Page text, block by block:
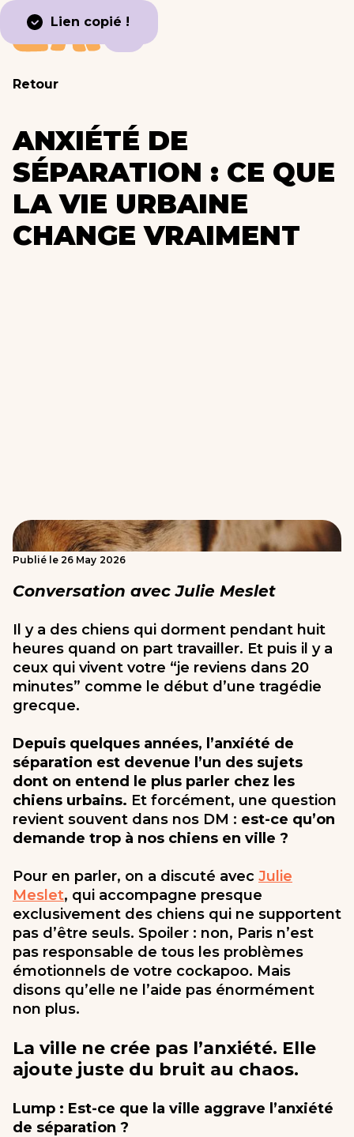
Lien copié !
Retour
ANXIÉTÉ DE
SÉPARATION : CE QUE
LA VIE URBAINE
CHANGE VRAIMENT
Publié le 26 May 2026
Conversation avec Julie Meslet
Il y a des chiens qui dorment pendant huit
heures quand on part travailler. Et puis il y a
ceux qui vivent votre “je reviens dans 20
minutes” comme le début d’une tragédie
grecque.
Depuis quelques années, l’anxiété de
séparation est devenue l’un des sujets
dont on entend le plus parler chez les
chiens urbains. Et forcément, une question
revient souvent dans nos DM : est-ce qu’on
demande trop à nos chiens en ville ?
Pour en parler, on a discuté avec Julie
Meslet, qui accompagne presque
exclusivement des chiens qui ne supportent
pas d’être seuls. Spoiler : non, Paris n’est
pas responsable de tous les problèmes
émotionnels de votre cockapoo. Mais
disons qu’elle ne l’aide pas énormément
non plus.
La ville ne crée pas l’anxiété. Elle
ajoute juste du bruit au chaos.
Lump : Est-ce que la ville aggrave l’anxiété
de séparation ?